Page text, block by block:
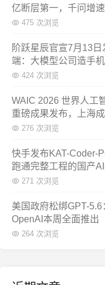
亿断层第一，千问增
475 次浏览
阶跃星辰官宣7月13
端：大模型公司造手
424 次浏览
WAIC 2026 世界人工
重磅成果发布，上海
276 次浏览
快手发布KAT-Coder-
跑通完整工程的国产
271 次浏览
美国政府松绑GPT-5.6
OpenAI本周全面推出
264 次浏览